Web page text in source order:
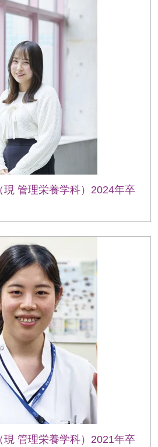
現 管理栄養学科）2024年卒
現 管理栄養学科）2021年卒